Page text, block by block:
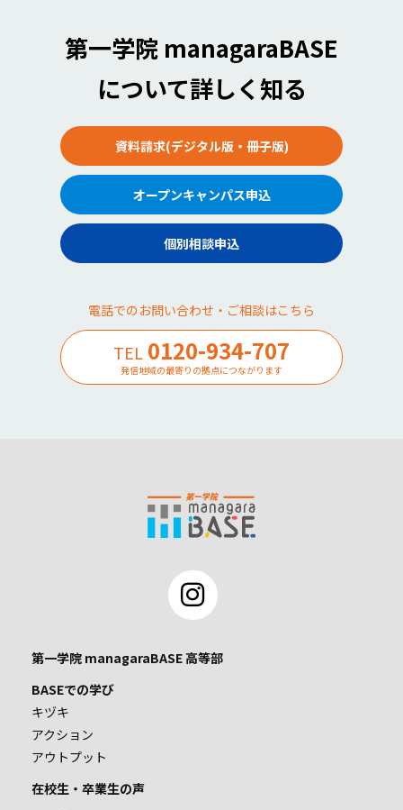
第一学院 managaraBASE
について詳しく知る
資料請求(デジタル版・冊子版)
オープンキャンパス申込
個別相談申込
電話でのお問い合わせ・ご相談はこちら
TEL 0120-934-707
発信地域の最寄りの拠点につながります
第一学院 managaraBASE 高等部
BASEでの学び
キヅキ
アクション
アウトプット
在校生・卒業生の声